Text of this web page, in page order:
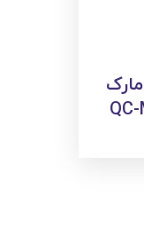
دوربین دام ۲ مگاپیکسل AHD مارک